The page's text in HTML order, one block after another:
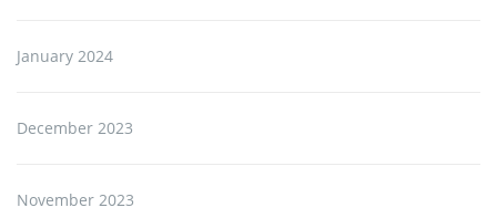
January 2024
December 2023
November 2023